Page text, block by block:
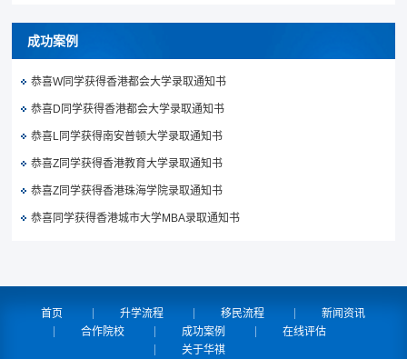
成功案例
恭喜W同学获得香港都会大学录取通知书
恭喜D同学获得香港都会大学录取通知书
恭喜L同学获得南安普顿大学录取通知书
恭喜Z同学获得香港教育大学录取通知书
恭喜Z同学获得香港珠海学院录取通知书
恭喜同学获得香港城市大学MBA录取通知书
首页 升学流程 移民流程
新闻资讯
合作院校
成功案例
在线评估
关于华祺